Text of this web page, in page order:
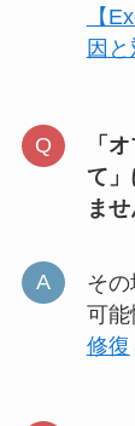
【
因
「
て」
ま
そ
可能
修復